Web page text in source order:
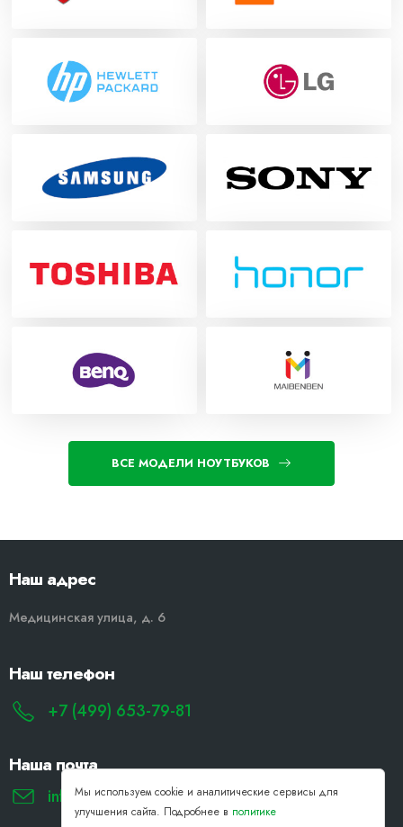
ВСЕ МОДЕЛИ НОУТБУКОВ
Наш адрес
Медицинская улица, д. 6
Наш телефон
+7 (499) 653-79-81
Наша почта
info@remont-noutbukov-pk.ru
Мы используем cookie и аналитические сервисы для
улучшения сайта. Подробнее в политике